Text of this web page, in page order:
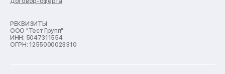
Ремонт кухонных комбайнов
Ремонт морозильных камер
Ремонт отпаривателей
Ремонт плоттеров
РЕКВИЗИТЫ
ООО "Тест Групп"
ИНН: 5047311554
ОГРН: 1255000023310